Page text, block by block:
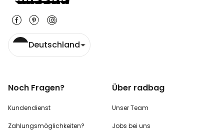
Deutschland
Noch Fragen?
Kundendienst
Zahlungsmöglichkeiten?
Über radbag
Unser Team
Jobs bei uns